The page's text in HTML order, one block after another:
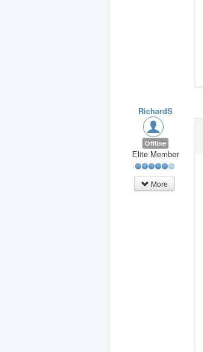
RichardS
Offline
Elite Member
More